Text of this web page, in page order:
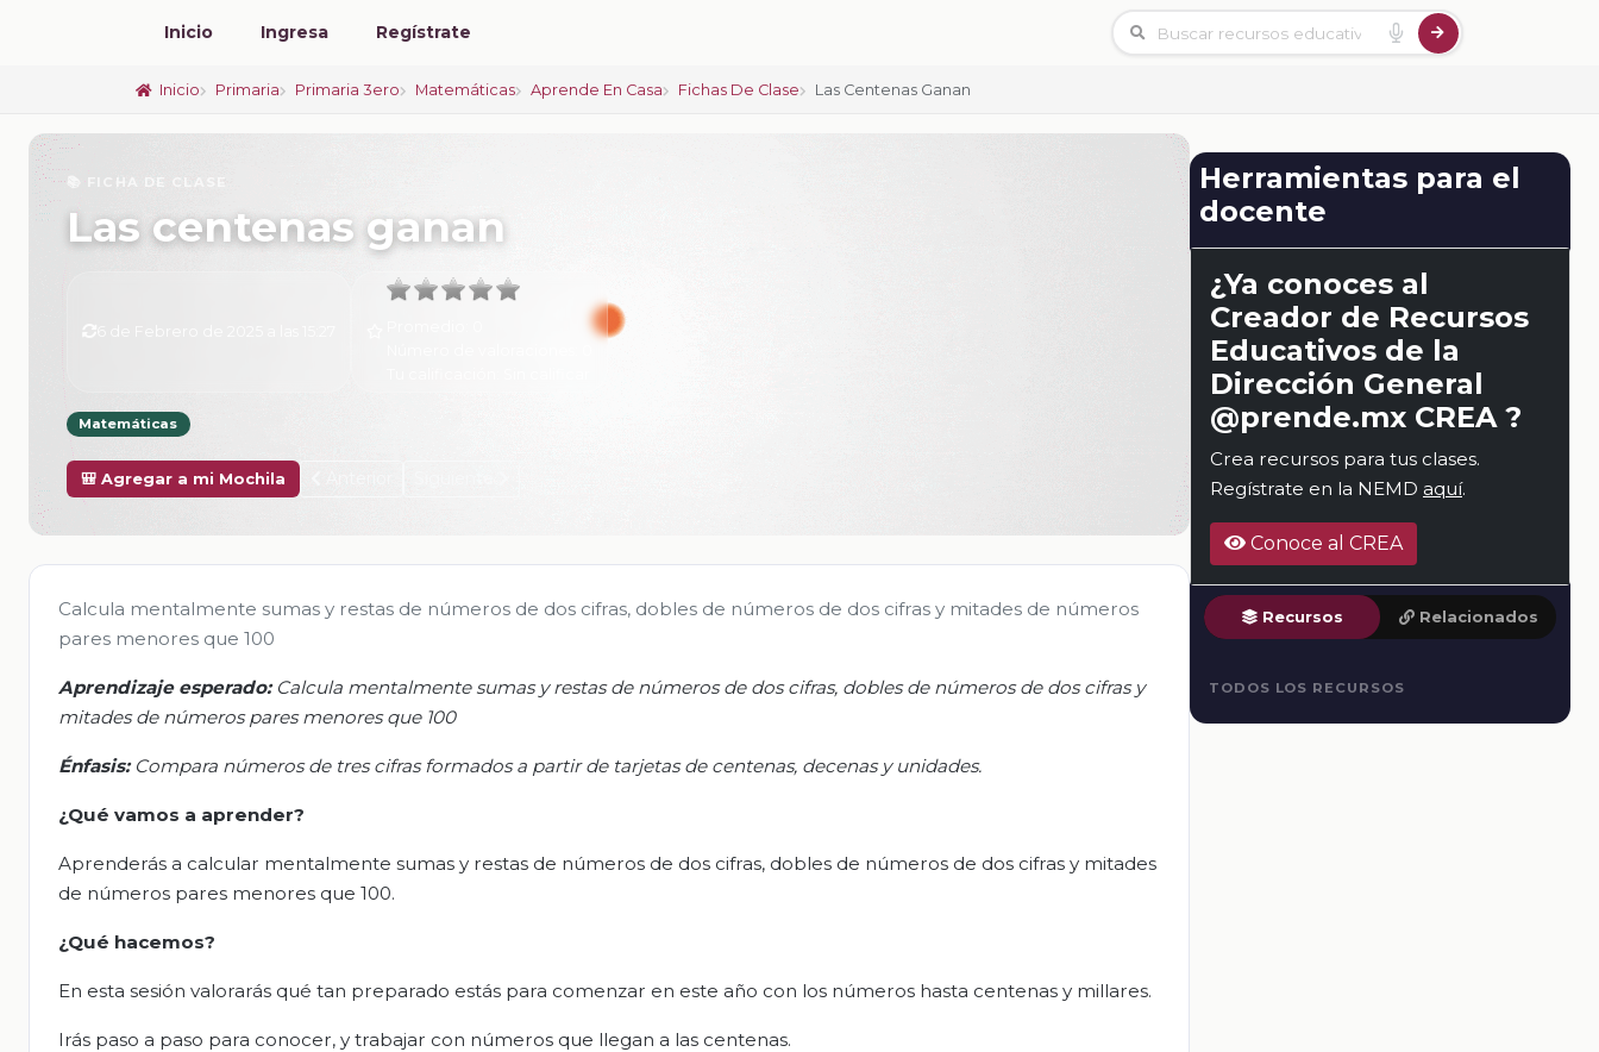
Inicio Ingresa Regístrate
Inicio Primaria Primaria 3ero Matemáticas Aprende En Casa Fichas De Clase Las Centenas Ganan
📚 FICHA DE CLASE
Las centenas ganan
Matemáticas
🎒 Agregar a mi Mochila
Calcula mentalmente sumas y restas de números de dos cifras, dobles de números de dos cifras y mitades de números
pares menores que 100
Aprendizaje esperado:Calcula mentalmente sumas y restas de números de dos cifras, dobles de números de dos cifras y
mitades de números pares menores que 100
Énfasis: Compara números de tres cifras formados a partir de tarjetas de centenas, decenas y unidades.
¿Qué vamos a aprender?
Aprenderás a calcular mentalmente sumas y restas de números de dos cifras, dobles de números de dos cifras y mitades
de números pares menores que 100.
¿Qué hacemos?
En esta sesión valorarás qué tan preparado estás para comenzar en este año con los números hasta centenas y millares.
Irás paso a paso para conocer, y trabajar con números que llegan a las centenas.
Herramientas para el
docente
¿Ya conoces al
Creador de Recursos
Educativos de la
Dirección General
@prende.mx CREA ?
Crea recursos para tus clases.
Regístrate en la NEMD aquí.
Conoce al CREA
Recursos Relacionados
TODOS LOS RECURSOS